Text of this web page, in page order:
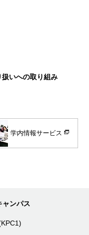
いへの取り組み
学内情報サービス
ャンパス